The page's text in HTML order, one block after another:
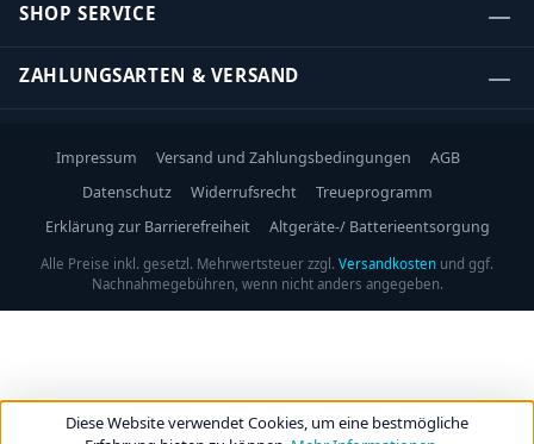
SHOP SERVICE
ZAHLUNGSARTEN & VERSAND
Impressum Versand und Zahlungsbedingungen
AGB
Datenschutz
Widerrufsrecht
Treueprogramm
Erklärung zur Barrierefreiheit
Altgeräte-/ Batterieentsorgung
Alle Preise inkl. gesetzl. Mehrwertsteuer zzgl. Versandkosten und ggf.
Nachnahmegebühren, wenn nicht anders angegeben.
Diese Website verwendet Cookies, um eine bestmögliche